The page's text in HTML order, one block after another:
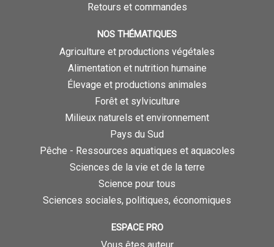
Retours et commandes
NOS THÉMATIQUES
Agriculture et productions végétales
Alimentation et nutrition humaine
Élevage et productions animales
Forêt et sylviculture
Milieux naturels et environnement
Pays du Sud
Pêche - Ressources aquatiques et aquacoles
Sciences de la vie et de la terre
Science pour tous
Sciences sociales, politiques, économiques
ESPACE PRO